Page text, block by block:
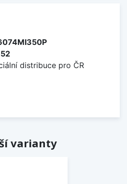
distribuce pro ČR
varianty